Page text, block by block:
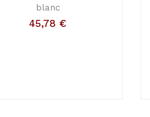
blanc
45,78 €